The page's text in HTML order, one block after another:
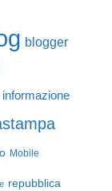
blogger
informazione
Mobile
repubblica